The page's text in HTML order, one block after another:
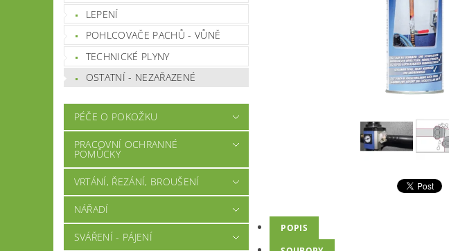
LEPENÍ
POHLCOVAČE PACHŮ - VŮNĚ
TECHNICKÉ PLYNY
OSTATNÍ - NEZAŘAZENÉ
PÉČE O POKOŽKU
PRACOVNÍ OCHRANNÉ
POMŮCKY
VRTÁNÍ, ŘEZÁNÍ, BROUŠENÍ
NÁŘADÍ
SVÁŘENÍ - PÁJENÍ
POPIS